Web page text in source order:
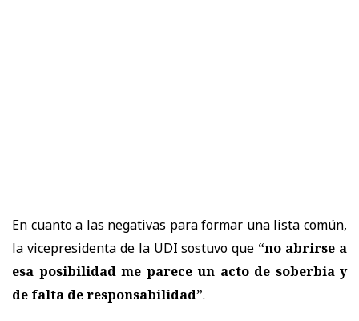
En cuanto a las negativas para formar una lista común,
la vicepresidenta de la UDI sostuvo que “no abrirse a
esa posibilidad me parece un acto de soberbia y
de falta de responsabilidad”.